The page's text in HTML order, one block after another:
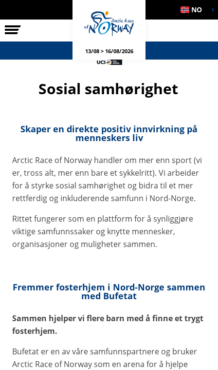
NO
13/08 > 16/08/2026
Sosial samhørighet
Skaper en direkte positiv innvirkning på
menneskers liv
Arctic Race of Norway handler om mer enn sport (vi
er, tross alt, mer enn bare et sykkelritt). Vi arbeider
for å styrke sosial samhørighet og bidra til et mer
rettferdig og inkluderende samfunn i Nord-Norge.
Rittet fungerer som en plattform for å synliggjøre
viktige samfunnssaker og knytte mennesker,
organisasjoner og muligheter sammen.
Fremmer fosterhjem i Nord-Norge sammen
med Bufetat
Sammen hjelper vi flere barn med å finne et trygt
fosterhjem.
Bufetat er en av våre samfunnspartnere og bruker
Arctic Race of Norway som en arena for å hjelpe